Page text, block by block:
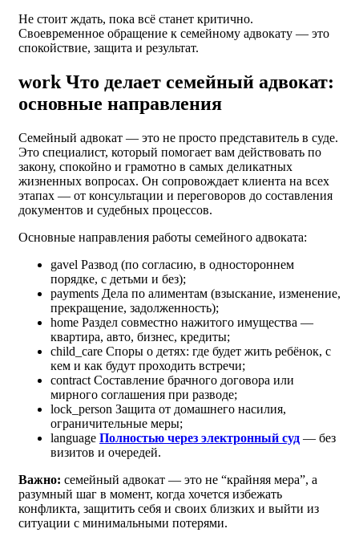
Не стоит ждать, пока всё станет критично.
Своевременное обращение к семейному адвокату — это
спокойствие, защита и результат.
work Что делает семейный адвокат:
основные направления
Семейный адвокат — это не просто представитель в суде.
Это специалист, который помогает вам действовать по
закону, спокойно и грамотно в самых деликатных
жизненных вопросах. Он сопровождает клиента на всех
этапах — от консультации и переговоров до составления
документов и судебных процессов.
Основные направления работы семейного адвоката:
gavel Развод (по согласию, в одностороннем
порядке, с детьми и без);
payments Дела по алиментам (взыскание, изменение,
прекращение, задолженность);
home Раздел совместно нажитого имущества —
квартира, авто, бизнес, кредиты;
child_care Споры о детях: где будет жить ребёнок, с
кем и как будут проходить встречи;
contract Составление брачного договора или
мирного соглашения при разводе;
lock_person Защита от домашнего насилия,
ограничительные меры;
language Полностью через электронный суд — без
визитов и очередей.
Важно: семейный адвокат — это не “крайняя мера”, а
разумный шаг в момент, когда хочется избежать
конфликта, защитить себя и своих близких и выйти из
ситуации с минимальными потерями.